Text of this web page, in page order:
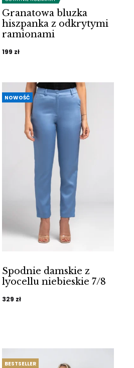
Granatowa bluzka
hiszpanka z odkrytymi
ramionami
199 zł
NOWOŚĆ
Spodnie damskie z
lyocellu niebieskie 7/8
329 zł
BESTSELLER